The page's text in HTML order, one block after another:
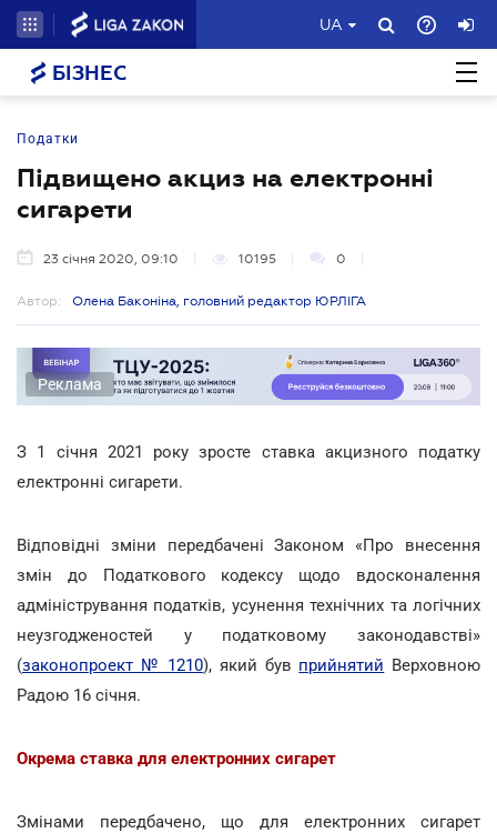
UA
БІЗНЕС
Податки
Підвищено акциз на електронні
сигарети
23 січня 2020, 09:10 10195 0
Автор: Олена Баконіна, головний редактор ЮРЛІГА
Реклама
З 1 січня 2021 року зросте ставка акцизного податку
електронні сигарети.
Відповідні зміни передбачені Законом «Про внесення
змін до Податкового кодексу щодо вдосконалення
адміністрування податків, усунення технічних та логічних
неузгодженостей у податковому законодавстві»
(законопроект № 1210), який був прийнятий Верховною
Радою 16 січня.
Окрема ставка для електронних сигарет
Змінами передбачено, що для електронних сигарет